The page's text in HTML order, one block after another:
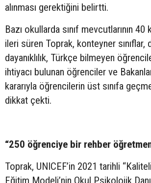
alınması gerektiğini belirtti.
Bazı okullarda sınıf mevcutlarının 40
ileri süren Toprak, konteyner sınıflar,
dayanıklılık, Türkçe bilmeyen
ihtiyacı bulunan öğrenciler ve
kararıyla öğrencilerin üst sınıfa
dikkat çekti.
“250 öğrenciye bir rehber
Toprak, UNICEF’in 2021 tarihli